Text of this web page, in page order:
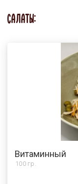
САЛАТЫ:
Витаминный
100 гр.